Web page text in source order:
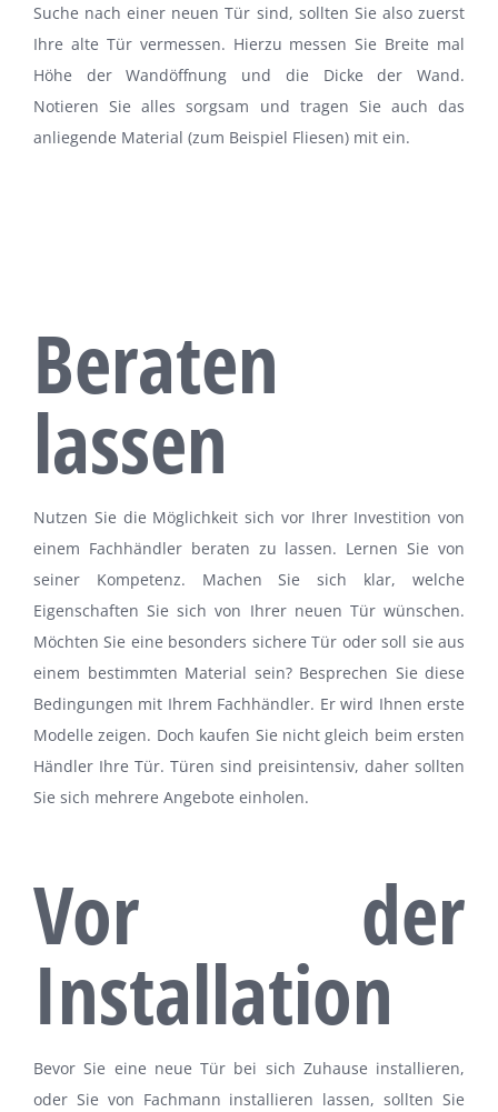
Suche nach einer neuen Tür sind, sollten Sie also zuerst
Ihre alte Tür vermessen. Hierzu messen Sie Breite mal
Höhe der Wandöffnung und die Dicke der Wand.
Notieren Sie alles sorgsam und tragen Sie auch das
anliegende Material (zum Beispiel Fliesen) mit ein.
Beraten
lassen
Nutzen Sie die Möglichkeit sich vor Ihrer Investition von
einem Fachhändler beraten zu lassen. Lernen Sie von
seiner Kompetenz. Machen Sie sich klar, welche
Eigenschaften Sie sich von Ihrer neuen Tür wünschen.
Möchten Sie eine besonders sichere Tür oder soll sie aus
einem bestimmten Material sein? Besprechen Sie diese
Bedingungen mit Ihrem Fachhändler. Er wird Ihnen erste
Modelle zeigen. Doch kaufen Sie nicht gleich beim ersten
Händler Ihre Tür. Türen sind preisintensiv, daher sollten
Sie sich mehrere Angebote einholen.
Vor der
Installation
Bevor Sie eine neue Tür bei sich Zuhause installieren,
oder Sie von Fachmann installieren lassen, sollten Sie